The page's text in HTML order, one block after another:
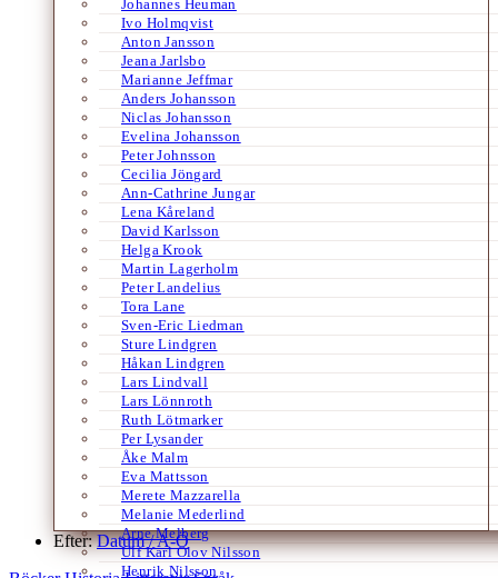
Johannes Heuman
Ivo Holmqvist
Anton Jansson
Jeana Jarlsbo
Marianne Jeffmar
Anders Johansson
Niclas Johansson
Evelina Johansson
Peter Johnsson
Cecilia Jöngard
Ann-Cathrine Jungar
Lena Kåreland
David Karlsson
Helga Krook
Martin Lagerholm
Peter Landelius
Tora Lane
Sven-Eric Liedman
Sture Lindgren
Håkan Lindgren
Lars Lindvall
Lars Lönnroth
Ruth Lötmarker
Per Lysander
Åke Malm
Eva Mattsson
Merete Mazzarella
Melanie Mederlind
Arne Melberg
Ulf Karl Olov Nilsson
Henrik Nilsson
Efter:Datum /A-Ö